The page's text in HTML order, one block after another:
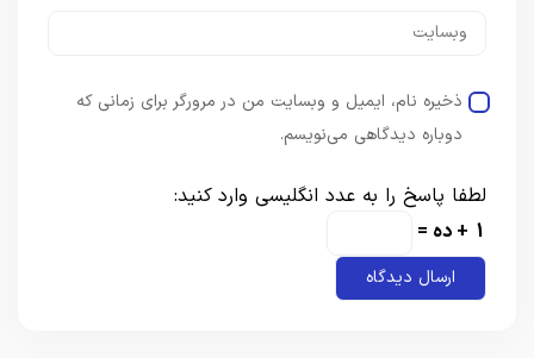
ذخیره نام، ایمیل و وبسایت من در مرورگر برای زمانی که
دوباره دیدگاهی می‌نویسم.
لطفا پاسخ را به عدد انگلیسی وارد کنید:
1 + ده =